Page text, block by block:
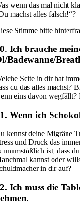
wenn das mal nicht
machst alles falsch!“?
Stimme bitte
Ich brauche
Badewanne/
Seite in dir hat
du das alles machst?
eins davon wegfällt?
Wenn ich
kennst deine Migräne
und Druck das
unumstößlich ist, dass
kannst oder
in dir auf?
Ich muss die